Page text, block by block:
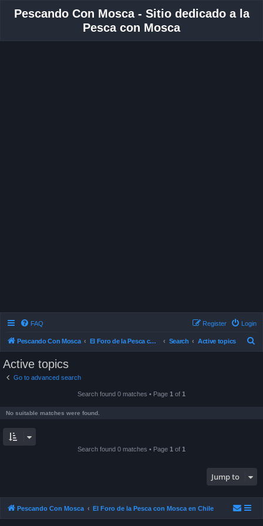
Pescando Con Mosca - Sitio dedicado a la
Pesca con Mosca
FAQ Login
Register
Pescando Con Mosca El Foro de la Pesca con Mosca en Chile Search Active topics
Active topics
Go to advanced search
Search found 0 matches • Page 1 of 1
No suitable matches were found.
Search found 0 matches • Page 1 of 1
Jump to
Pescando Con Mosca El Foro de la Pesca con Mosca en Chile